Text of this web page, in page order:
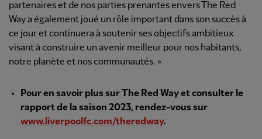
partenaires et de nos parties prenantes envers The Red
Way a également joué un rôle important dans son succès à
ce jour et continuera à soutenir ses objectifs ambitieux
visant à construire un avenir meilleur pour nos habitants,
notre planète et nos communautés. »
Pour en savoir plus sur The Red Way et consulter le
rapport de la saison 2023, rendez-vous sur
www.liverpoolfc.com/theredway.